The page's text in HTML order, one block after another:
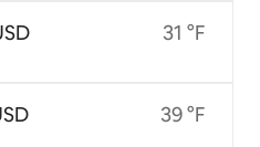
31 °F
39 °F